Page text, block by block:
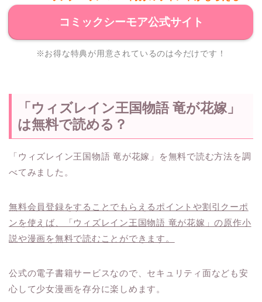
コミックシーモア公式サイト
※お得な特典が用意されているのは今だけです！
「ウィズレイン王国物語 竜が花嫁」
は無料で読める？
「ウィズレイン王国物語 竜が花嫁」を無料で読む方法を調
べてみました。
無料会員登録をすることでもらえるポイントや割引クーポ
ンを使えば、「ウィズレイン王国物語 竜が花嫁」の原作小
説や漫画を無料で読むことができます。
公式の電子書籍サービスなので、セキュリティ面なども安
心して少女漫画を存分に楽しめます。